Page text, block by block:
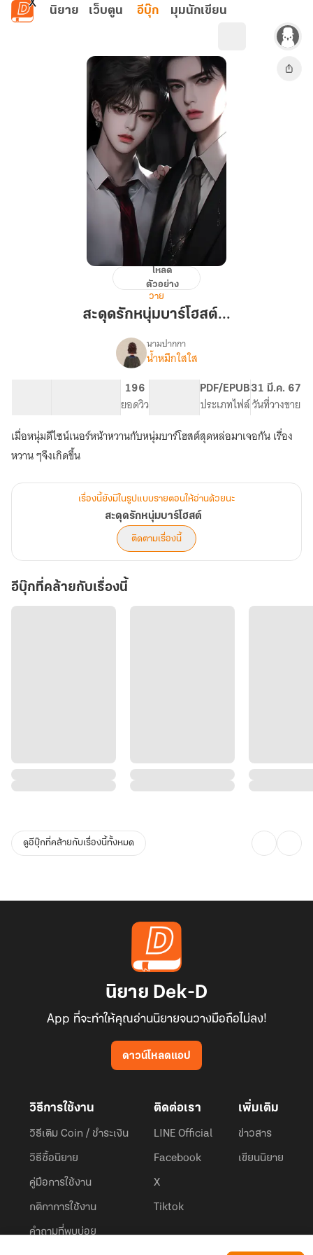
ข้ามไปยังเนื้อหาหลัก
นิยาย เว็บตูน อีบุ๊ก มุมนักเขียน
สะดุด
หนุ่ม
บาร์
โฮสต์...
โหลด
ตัวอย่าง
วาย
สะดุดรักหนุ่มบาร์โฮสต์...
เรื่อง
โฮสต์
นามปากกา
น้ำหมึกใสใส
196
ยอดวิว
PDF/EPUB
ประเภทไฟล์
31 มี.ค. 67
วันที่วางขาย
เมื่อหนุ่มดีไซน์เนอร์หน้าหวานกับหนุ่มบาร์โฮสต์สุดหล่อมาเจอกัน เรื่อง
หวาน ๆจึงเกิดขึ้น
เรื่องนี้ยังมีในรูปแบบรายตอนให้อ่านด้วยนะ
สะดุดรักหนุ่มบาร์โฮสต์
ติดตามเรื่องนี้
อีบุ๊กที่คล้ายกับเรื่องนี้
ดูอีบุ๊กที่คล้ายกับเรื่องนี้ทั้งหมด
นิยาย Dek-D
App ที่จะทำให้คุณอ่านนิยายจนวางมือถือไม่ลง!
ดาวน์โหลดแอป
วิธีการใช้งาน
วิธีเติม Coin / ชำระเงิน
วิธีซื้อนิยาย
คู่มือการใช้งาน
กติกาการใช้งาน
คำถามที่พบบ่อย
ติดต่อเรา
LINE Official
Facebook
X
Tiktok
เพิ่มเติม
ข่าวสาร
เขียนนิยาย